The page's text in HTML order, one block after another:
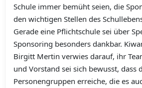
Schule immer bemüht seien, die
den wichtigen Stellen des
Gerade eine Pflichtschule sei über
Sponsoring besonders dankbar.
Birgitt Mertin verwies darauf, ihr
und Vorstand sei sich bewusst, dass
Personengruppen erreiche, die es